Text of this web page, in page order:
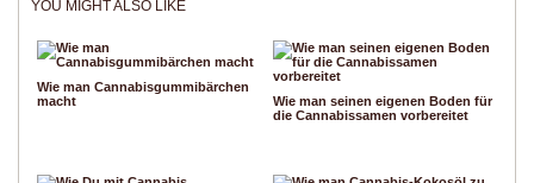
YOU MIGHT ALSO LIKE
Wie man Cannabisgummibärchen
macht
Wie man seinen eigenen Boden für
die Cannabissamen vorbereitet